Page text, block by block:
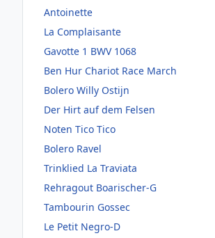
Antoinette
La Complaisante
Gavotte 1 BWV 1068
Ben Hur Chariot Race March
Bolero Willy Ostijn
Der Hirt auf dem Felsen
Noten Tico Tico
Bolero Ravel
Trinklied La Traviata
Rehragout Boarischer-G
Tambourin Gossec
Le Petit Negro-D